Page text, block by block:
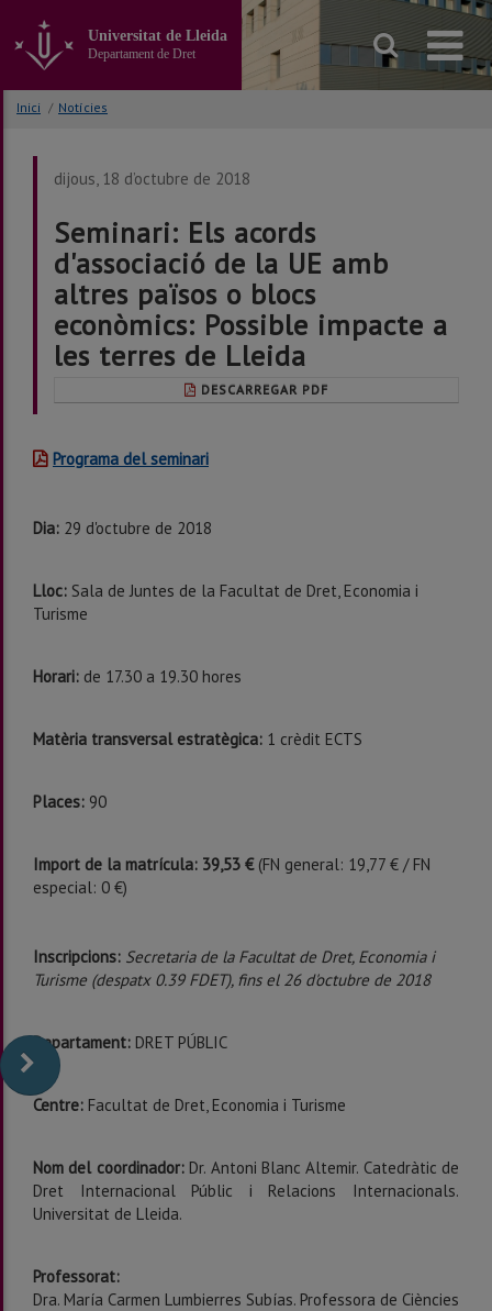
contingut
principal
Universitat de Lleida
Departament de Dret
Inici / Notícies
dijous, 18 d’octubre de 2018
Seminari: Els acords
d'associació de la UE amb
altres països o blocs
econòmics: Possible impacte a
les terres de Lleida
DESCARREGAR PDF
Programa del seminari
Dia: 29 d'octubre de 2018
Lloc: Sala de Juntes de la Facultat de Dret, Economia i
Turisme
Horari: de 17.30 a 19.30 hores
Matèria transversal estratègica: 1 crèdit ECTS
Places: 90
Import de la matrícula: 39,53 € (FN general: 19,77 € / FN
especial: 0 €)
Inscripcions: Secretaria de la Facultat de Dret, Economia i
Turisme (despatx 0.39 FDET), fins el 26 d'octubre de 2018
Departament: DRET PÚBLIC
Centre: Facultat de Dret, Economia i Turisme
Nom del coordinador:Dr. Antoni Blanc Altemir. Catedràtic de
Dret Internacional Públic i Relacions Internacionals.
Universitat de Lleida.
Professorat:
Dra. María Carmen Lumbierres Subías. Professora de Ciències